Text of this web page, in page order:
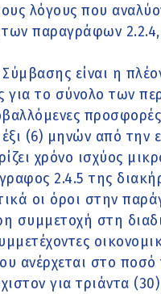
λόγους που
παραγράφων
είναι η
το σύνολο των
(6) μηνών από την
χρόνο ισχύος
2.4.5 της
οι όροι στην
συμμετοχή στη
ανέρχεται στο
για τριάντα